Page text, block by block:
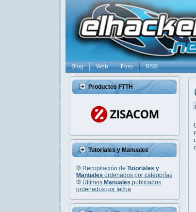
Blog Web Foro RSS
Productos FTTH
Tutoriales y Manuales
Recopilación de Tutoriales y
Manuales ordenados por categorías
Últimos Manuales publicados
ordenados por fecha